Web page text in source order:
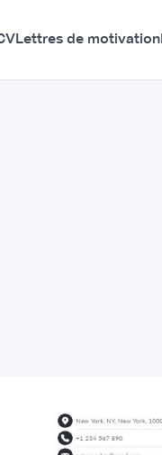
Lettres de motivation